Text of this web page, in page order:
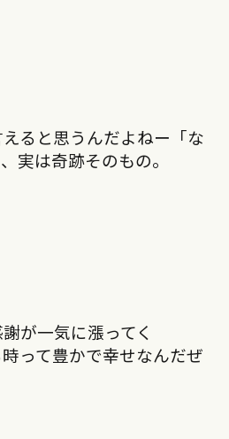
ると思うんだよねー「な
実は奇跡そのもの。
が一気に漲ってく
って豊かで幸せなんだぜ